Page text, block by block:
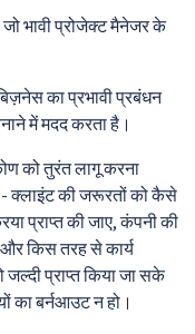
जो भावी प्रोजेक्ट मैनेजर के
का प्रभावी प्रबंधन
में मदद करता है।
को तुरंत लागू करना
- क्लाइंट की जरूरतों को कैसे
प्राप्त की जाए, कंपनी की
किस तरह से कार्य
प्राप्त किया जा सके
का बर्नआउट न हो।